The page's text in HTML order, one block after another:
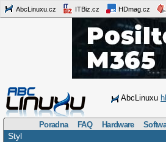
AbcLinuxu.cz ITBiz.cz HDmag.cz
AbcLinuxu
Poradna FAQ Hardware
Styl